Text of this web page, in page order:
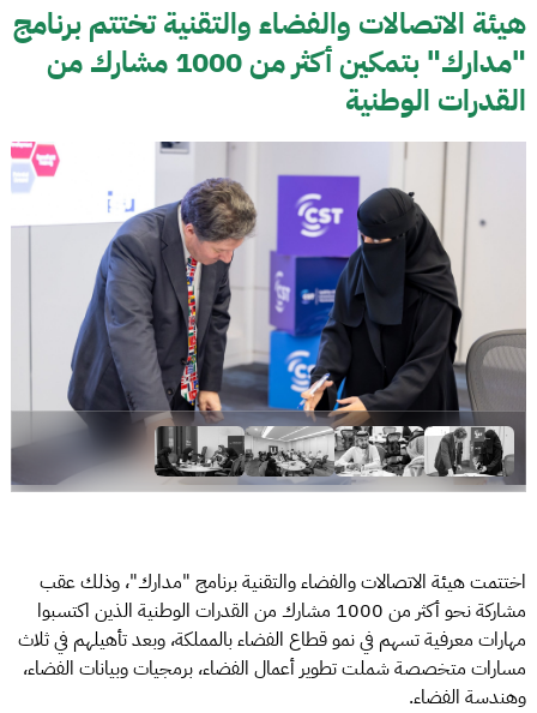
هيئة الاتصالات والفضاء والتقنية تختتم برنامج
"مدارك" بتمكين أكثر من 1000 مشارك من
القدرات الوطنية
اختتمت هيئة الاتصالات والفضاء والتقنية برنامج "مدارك"، وذلك عقب
مشاركة نحو أكثر من 1000 مشارك من القدرات الوطنية الذين اكتسبوا
مهارات معرفية تسهم في نمو قطاع الفضاء بالمملكة، وبعد تأهيلهم في ثلاث
مسارات متخصصة شملت تطوير أعمال الفضاء، برمجيات وبيانات الفضاء،
وهندسة الفضاء.